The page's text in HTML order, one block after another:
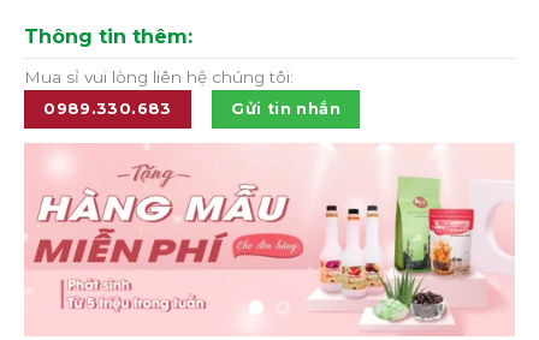
Thông tin thêm:
Mua sỉ vui lòng liên hệ chúng tôi:
0989.330.683 Gửi tin nhắn